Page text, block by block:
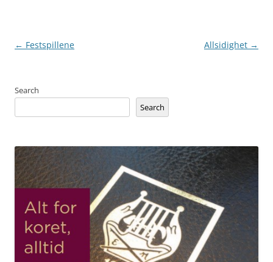
Post
← Festspillene Allsidighet →
Search
Search